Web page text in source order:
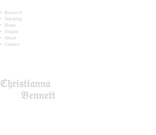
• Research
• Teaching
• Home
• Output
• About
• Contact
ℭ𝔥𝔯𝔦𝔰𝔱𝔦𝔞𝔫𝔫𝔞
𝔅𝔢𝔫𝔫𝔢𝔱𝔱